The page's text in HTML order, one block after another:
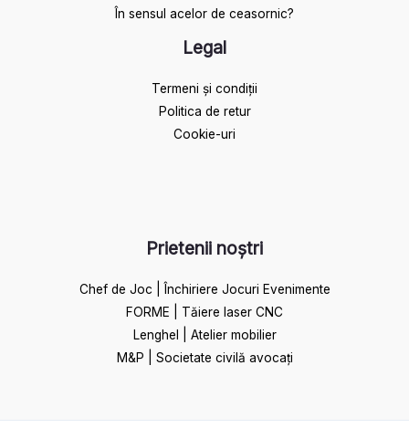
În sensul acelor de ceasornic?
Legal
Termeni și condiții
Politica de retur
Cookie-uri
Prietenii noștri
Chef de Joc | Închiriere Jocuri Evenimente
FORME | Tăiere laser CNC
Lenghel | Atelier mobilier
M&P | Societate civilă avocați